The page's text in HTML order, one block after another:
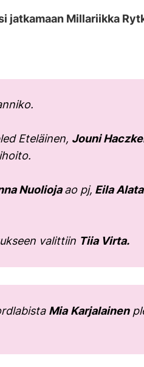
jatkamaan Millariikka
Eteläinen, Jouni
Nuoliojaao pj, Eila
valittiin Tiia Virta.
Mia Karjalainen